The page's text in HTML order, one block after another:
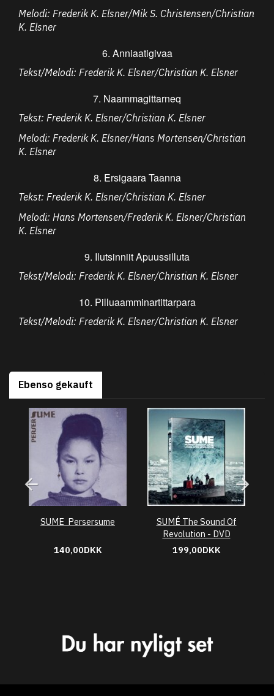
Melodi: Frederik K. Elsner/Mik S. Christensen/Christian
K. Elsner
6. Anniaatigivaa
Tekst/Melodi: Frederik K. Elsner/Christian K. Elsner
7. Naammagittarneq
Tekst: Frederik K. Elsner/Christian K. Elsner
Melodi: Frederik K. Elsner/Hans Mortensen/Christian
K. Elsner
8. Ersigaara Taanna
Tekst: Frederik K. Elsner/Christian K. Elsner
Melodi: Hans Mortensen/Frederik K. Elsner/Christian
K. Elsner
9. Ilutsinniit Apuussilluta
Tekst/Melodi: Frederik K. Elsner/Christian K. Elsner
10. Pilluaamminartittarpara
Tekst/Melodi: Frederik K. Elsner/Christian K. Elsner
Ebenso gekauft
SUME  Persersume
140,00DKK
SUMÉ The Sound Of
Revolution - DVD
199,00DKK